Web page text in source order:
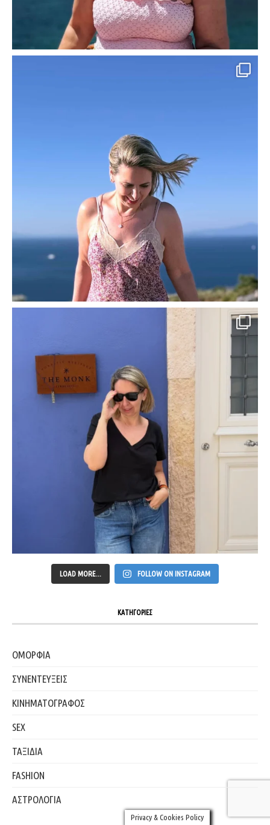
LOAD MORE... FOLLOW ON INSTAGRAM
ΚΑΤΗΓΟΡΙΕΣ
ΟΜΟΡΦΙΑ
ΣΥΝΕΝΤΕΥΞΕΙΣ
ΚΙΝΗΜΑΤΟΓΡΑΦΟΣ
SEX
ΤΑΞΙΔΙΑ
FASHION
ΑΣΤΡΟΛΟΓΙΑ
Privacy & Cookies Policy